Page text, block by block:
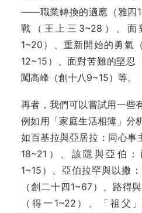
——職業轉換的適應（雅四
戰（王上三3~28）、
1~20）、重新開始的勇氣
12~15）、面對苦難的堅忍
闖高峰（創十八9~15）等。
再者，我們可以嘗試用一些
例如用「家庭生活相簿」分
如百基拉與亞居拉：同心事
18~21）、該隱與亞伯
1~15）、亞伯拉罕與以撒
（創二十四1~67）、路得
（得一1~22）、「祖父